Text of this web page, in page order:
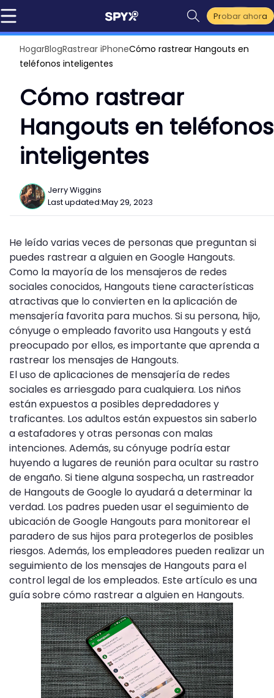
Probar ahora
HogarBlogRastrear iPhoneCómo rastrear Hangouts en
teléfonos inteligentes
Cómo rastrear
Hangouts en teléfonos
inteligentes
Jerry Wiggins
Last updated:May 29, 2023
He leído varias veces de personas que preguntan si
puedes rastrear a alguien en Google Hangouts.
Como la mayoría de los mensajeros de redes
sociales conocidos, Hangouts tiene características
atractivas que lo convierten en la aplicación de
mensajería favorita para muchos. Si su persona, hijo,
cónyuge o empleado favorito usa Hangouts y está
preocupado por ellos, es importante que aprenda a
rastrear los mensajes de Hangouts.
El uso de aplicaciones de mensajería de redes
sociales es arriesgado para cualquiera. Los niños
están expuestos a posibles depredadores y
traficantes. Los adultos están expuestos sin saberlo
a estafadores y otras personas con malas
intenciones. Además, su cónyuge podría estar
huyendo a lugares de reunión para ocultar su rastro
de engaño. Si tiene alguna sospecha, un rastreador
de Hangouts de Google lo ayudará a determinar la
verdad. Los padres pueden usar el seguimiento de
ubicación de Google Hangouts para monitorear el
paradero de sus hijos para protegerlos de posibles
riesgos. Además, los empleadores pueden realizar un
seguimiento de los mensajes de Hangouts para el
control legal de los empleados. Este artículo es una
guía sobre cómo rastrear a alguien en Hangouts.